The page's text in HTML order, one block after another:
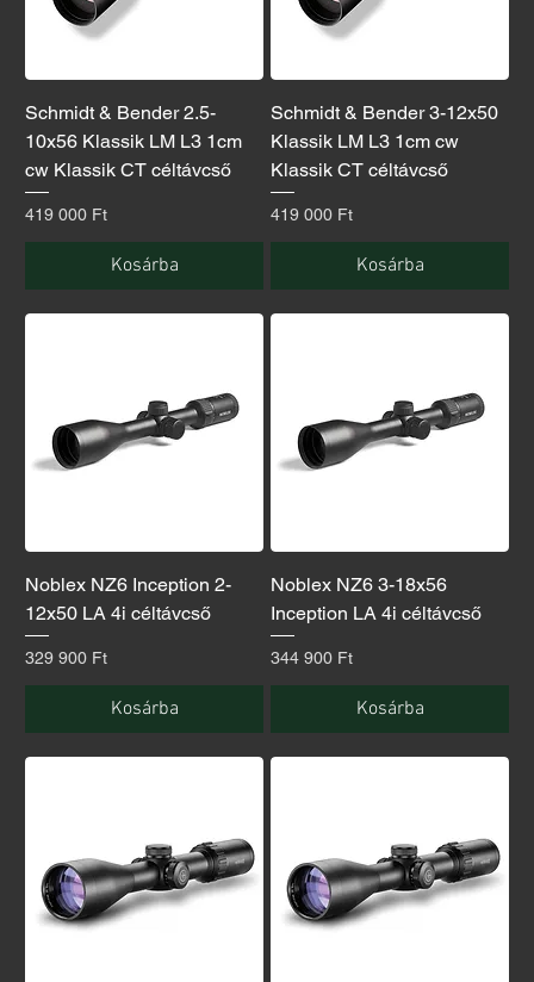
Schmidt & Bender 2.5-
10x56 Klassik LM L3 1cm
cw Klassik CT céltávcső
Ár
419 000 Ft
Kosárba
Schmidt & Bender 3-12x50
Klassik LM L3 1cm cw
Klassik CT céltávcső
Ár
419 000 Ft
Kosárba
Noblex NZ6 Inception 2-
12x50 LA 4i céltávcső
Ár
329 900 Ft
Kosárba
Noblex NZ6 3-18x56
Inception LA 4i céltávcső
Ár
344 900 Ft
Kosárba